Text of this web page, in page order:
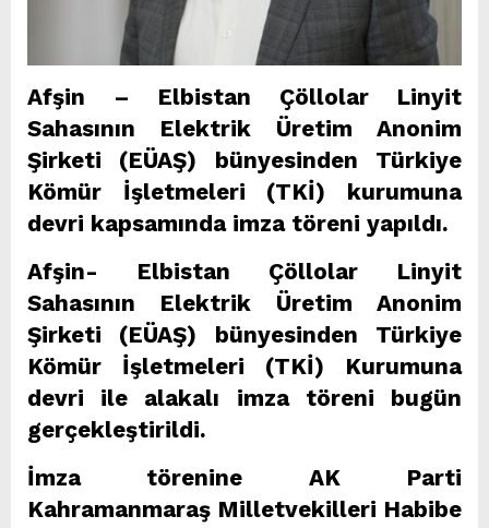
Afşin – Elbistan Çöllolar Linyit
Sahasının Elektrik Üretim Anonim
Şirketi (EÜAŞ) bünyesinden Türkiye
Kömür İşletmeleri (TKİ) kurumuna
devri kapsamında imza töreni yapıldı.
Afşin- Elbistan Çöllolar Linyit
Sahasının Elektrik Üretim Anonim
Şirketi (EÜAŞ) bünyesinden Türkiye
Kömür İşletmeleri (TKİ) Kurumuna
devri ile alakalı imza töreni bugün
gerçekleştirildi.
İmza törenine AK Parti
Kahramanmaraş Milletvekilleri Habibe